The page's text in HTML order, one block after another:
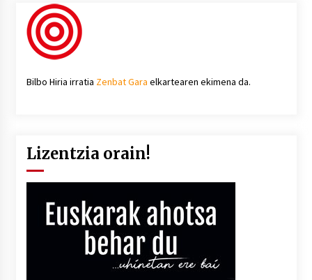
Bilbo Hiria irratia Zenbat Gara elkartearen ekimena da.
Lizentzia orain!